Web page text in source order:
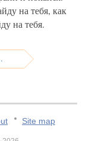
на тебя, как
на тебя.
Глава 3
Site map